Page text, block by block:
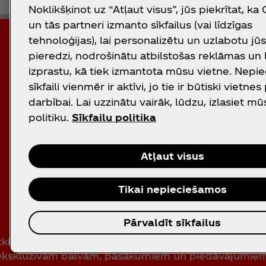
Lejupielādē
lietotni
labāko no Coca‑Cola ar mūsu lietotni! Esi soli
balvām, pasākumiem un
Noklikšķinot uz “Atļaut visus”, jūs piekrītat, ka
un tās partneri izmanto sīkfailus (vai līdzīgas
tehnoloģijas), lai personalizētu un uzlabotu
pieredzi, nodrošinātu atbilstošas reklāmas un
izprastu, kā tiek izmantota mūsu vietne.
sīkfaili vienmēr ir aktīvi, jo tie ir būtiski vietnes
darbībai. Lai uzzinātu vairāk, lūdzu, izlasiet
politiku. Sīkfailu politika
Atļaut visus
Tikai nepieciešamos
Pārvaldīt sīkfailus